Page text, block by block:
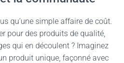
qu’une simple affaire de coût.
pour des produits de qualité,
qui en découlent ? Imaginez
produit unique, façonné avec